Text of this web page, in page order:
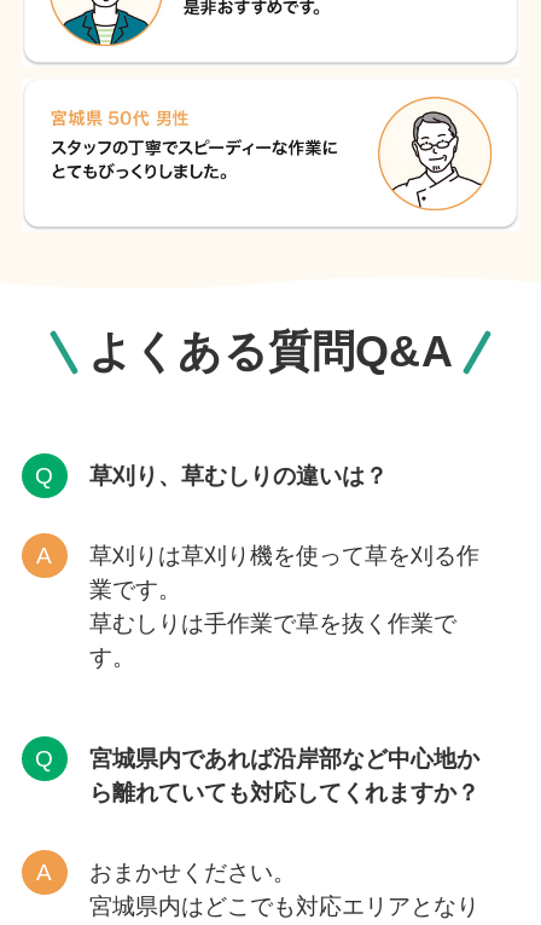
よくある質問Q&A
草刈り、草むしりの違いは？
草刈りは草刈り機を使って草を刈る作
業です。
草むしりは手作業で草を抜く作業で
す。
宮城県内であれば沿岸部など中心地か
ら離れていても対応してくれますか？
おまかせください。
宮城県内はどこでも対応エリアとなり